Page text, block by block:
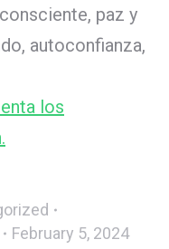
paz y
autoconfianza,
los
February 5, 2024